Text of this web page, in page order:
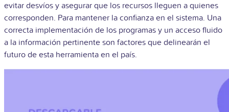
evitar desvíos y asegurar que los recursos lleguen a quienes
corresponden. Para mantener la confianza en el sistema. Una
correcta implementación de los programas y un acceso fluido
a la información pertinente son factores que delinearán el
futuro de esta herramienta en el país.